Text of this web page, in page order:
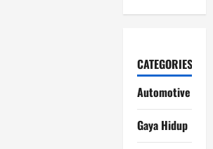
CATEGORIES
Automotive
Gaya Hidup